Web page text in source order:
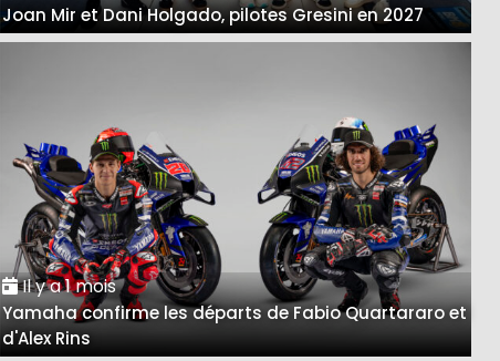
Joan Mir et Dani Holgado, pilotes Gresini en 2027
Il y a 1 mois
Yamaha confirme les départs de Fabio Quartararo et
d'Alex Rins